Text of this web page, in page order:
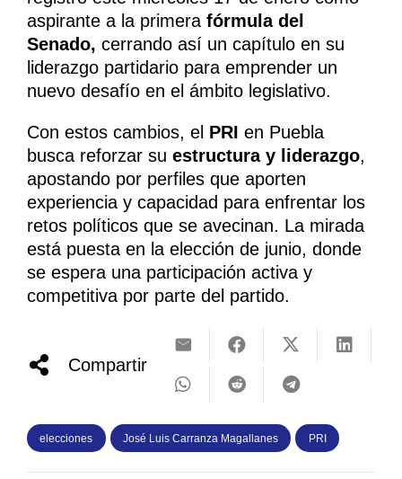
aspirante a la primera fórmula del
Senado, cerrando así un capítulo en su
liderazgo partidario para emprender un
nuevo desafío en el ámbito legislativo.
Con estos cambios, el PRI en Puebla
busca reforzar su estructura y liderazgo,
apostando por perfiles que aporten
experiencia y capacidad para enfrentar los
retos políticos que se avecinan. La mirada
está puesta en la elección de junio, donde
se espera una participación activa y
competitiva por parte del partido.
Compartir
elecciones José Luis Carranza Magallanes PRI